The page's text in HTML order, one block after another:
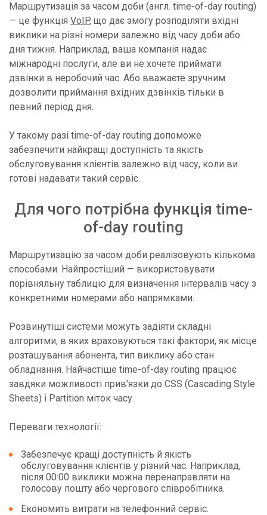
Маршрутизація за часом доби (англ. time-of-day routing)
— це функція VoIP, що дає змогу розподіляти вхідні
виклики на різні номери залежно від часу доби або
дня тижня. Наприклад, ваша компанія надає
міжнародні послуги, але ви не хочете приймати
дзвінки в неробочий час. Або вважаєте зручним
дозволити приймання вхідних дзвінків тільки в
певний період дня.
У такому разі time-of-day routing допоможе
забезпечити найкращі доступність та якість
обслуговування клієнтів залежно від часу, коли ви
готові надавати такий сервіс.
Для чого потрібна функція time-
of-day routing
Маршрутизацію за часом доби реалізовують кількома
способами. Найпростіший — використовувати
порівняльну таблицю для визначення інтервалів часу з
конкретними номерами або напрямками.
Розвинутіші системи можуть задіяти складні
алгоритми, в яких враховуються такі фактори, як місце
розташування абонента, тип виклику або стан
обладнання. Найчастіше time-of-day routing працює
завдяки можливості прив'язки до CSS (Cascading Style
Sheets) і Partition міток часу.
Переваги технології:
Забезпечує кращі доступність й якість
обслуговування клієнтів у різний час. Наприклад,
після 00:00 виклики можна перенаправляти на
голосову пошту або чергового співробітника.
Економить витрати на телефонний сервіс.